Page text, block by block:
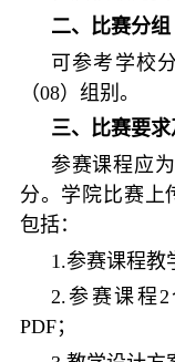
二、比赛分组
可参考学校
（08）组别。
三、比赛要
参赛课程应
分。学院比赛上
包括：
1.参赛课程教
2.参赛课程
PDF；